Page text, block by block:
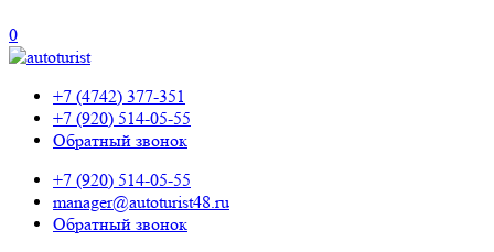
0
+7 (4742) 377-351
+7 (920) 514-05-55
Обратный звонок
+7 (920) 514-05-55
manager@autoturist48.ru
Обратный звонок